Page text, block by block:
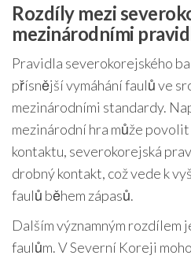
Rozdíly mezi
mezinárodními
Pravidla severokorejského
přísnější vymáhání faulů ve
mezinárodními standardy.
mezinárodní hra může
kontaktu, severokorejská
drobný kontakt, což vede k
faulů během zápasů.
Dalším významným rozdílem
faulům. V Severní Koreji